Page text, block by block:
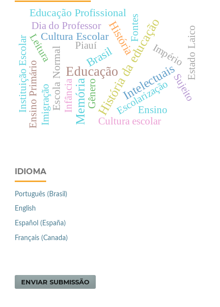
EducaçãoHistória da educação
Memória Intelectuais
História
Brasil
Educação Profissional
Cultura Escolar
Escola Normal Império
Gênero Escolarização
Cultura escolar
Dia do Professor
Leitura
Sujeito
Fontes
Piauí
Ensino Primário Ensino
Imigração
Instituição Escolar Estado Laico
Infância
IDIOMA
Português (Brasil)
English
Español (España)
Français (Canada)
ENVIAR SUBMISSÃO